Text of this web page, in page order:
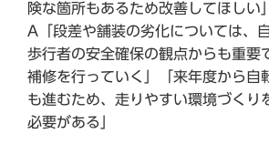
険な箇所もあるため改善してほしい」
A「段差や舗装の劣化については、
歩行者の安全確保の観点からも重要
補修を行っていく」「来年度から自
も進むため、走りやすい環境づくり
必要がある」